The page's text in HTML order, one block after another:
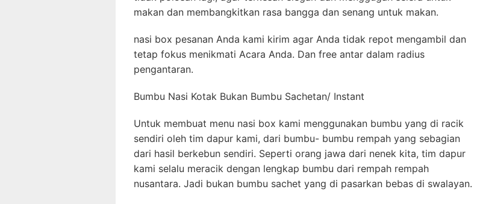
makan dan membangkitkan rasa bangga dan senang untuk makan.
nasi box pesanan Anda kami kirim agar Anda tidak repot mengambil dan
tetap fokus menikmati Acara Anda. Dan free antar dalam radius
pengantaran.
Bumbu Nasi Kotak Bukan Bumbu Sachetan/ Instant
Untuk membuat menu nasi box kami menggunakan bumbu yang di racik
sendiri oleh tim dapur kami, dari bumbu- bumbu rempah yang sebagian
dari hasil berkebun sendiri. Seperti orang jawa dari nenek kita, tim dapur
kami selalu meracik dengan lengkap bumbu dari rempah rempah
nusantara. Jadi bukan bumbu sachet yang di pasarkan bebas di swalayan.